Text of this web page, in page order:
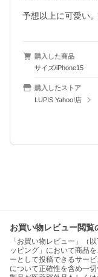
予想以上に可愛い
購入した商品
サイズ/iPhone15
購入したストア
LUPIS Yahoo!店
お買い物レビュー閲覧
「お買い物レビュー」（
ッピング」において商品
ーとして投稿できるサー
について正確性を含め一